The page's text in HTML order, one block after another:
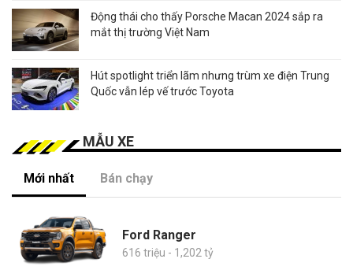
Động thái cho thấy Porsche Macan 2024 sắp ra
mắt thị trường Việt Nam
Hút spotlight triển lãm nhưng trùm xe điện Trung
Quốc vẫn lép vế trước Toyota
MẪU XE
Mới nhất Bán chạy
Ford Ranger
616 triệu - 1,202 tỷ